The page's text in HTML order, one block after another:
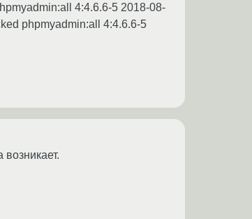
4:4.6.6-5 2018-08-
phpmyadmin:all 4:4.6.6-5